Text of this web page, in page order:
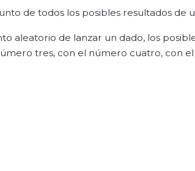
de todos los posibles resultados de
aleatorio de lanzar un dado, los
tres, con el número cuatro, con